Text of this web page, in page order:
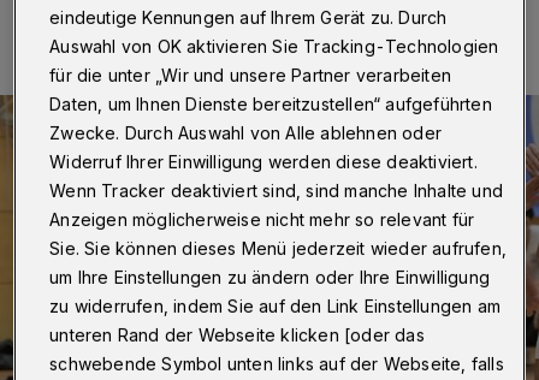
eindeutige Kennungen auf Ihrem Gerät zu. Durch
Auswahl von OK aktivieren Sie Tracking-Technologien
für die unter „Wir und unsere Partner verarbeiten
Daten, um Ihnen Dienste bereitzustellen“ aufgeführten
Zwecke. Durch Auswahl von Alle ablehnen oder
Widerruf Ihrer Einwilligung werden diese deaktiviert.
Wenn Tracker deaktiviert sind, sind manche Inhalte und
Anzeigen möglicherweise nicht mehr so relevant für
Sie. Sie können dieses Menü jederzeit wieder aufrufen,
um Ihre Einstellungen zu ändern oder Ihre Einwilligung
zu widerrufen, indem Sie auf den Link Einstellungen am
unteren Rand der Webseite klicken [oder das
schwebende Symbol unten links auf der Webseite, falls